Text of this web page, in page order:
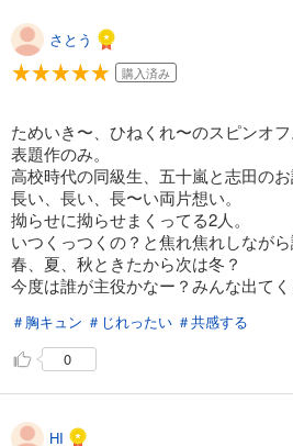
さとう
購入済み
ためいき〜、ひねくれ〜のスピンオフ
表題作のみ。
高校時代の同級生、五十嵐と志田のお
長い、長い、長〜い両片想い。
拗らせに拗らせまくってる2人。
いつくっつくの？と焦れ焦れしながら
春、夏、秋ときたから次は冬？
今度は誰が主役かなー？みんな出て
＃胸キュン ＃じれったい ＃共感する
0
HI